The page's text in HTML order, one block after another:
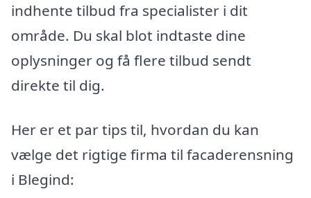
indhente tilbud fra specialister i dit
område. Du skal blot indtaste dine
oplysninger og få flere tilbud sendt
direkte til dig.
Her er et par tips til, hvordan du kan
vælge det rigtige firma til facaderensning
i Blegind: